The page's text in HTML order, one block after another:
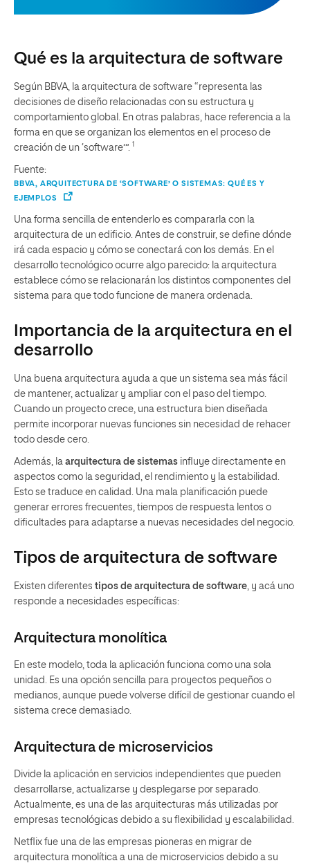
Qué es la arquitectura de software
Según BBVA, la arquitectura de software “representa las
decisiones de diseño relacionadas con su estructura y
comportamiento global. En otras palabras, hace referencia a la
forma en que se organizan los elementos en el proceso de
creación de un ‘software’”. 1
Fuente:
BBVA, ARQUITECTURA DE ‘SOFTWARE’ O SISTEMAS: QUÉ ES Y
EJEMPLOS
Una forma sencilla de entenderlo es compararla con la
arquitectura de un edificio. Antes de construir, se define dónde
irá cada espacio y cómo se conectará con los demás. En el
desarrollo tecnológico ocurre algo parecido: la arquitectura
establece cómo se relacionarán los distintos componentes del
sistema para que todo funcione de manera ordenada.
Importancia de la arquitectura en el
desarrollo
Una buena arquitectura ayuda a que un sistema sea más fácil
de mantener, actualizar y ampliar con el paso del tiempo.
Cuando un proyecto crece, una estructura bien diseñada
permite incorporar nuevas funciones sin necesidad de rehacer
todo desde cero.
Además, la arquitectura de sistemas influye directamente en
aspectos como la seguridad, el rendimiento y la estabilidad.
Esto se traduce en calidad. Una mala planificación puede
generar errores frecuentes, tiempos de respuesta lentos o
dificultades para adaptarse a nuevas necesidades del negocio.
Tipos de arquitectura de software
Existen diferentes tipos de arquitectura de software , y acá uno
responde a necesidades específicas:
Arquitectura monolítica
En este modelo, toda la aplicación funciona como una sola
unidad. Es una opción sencilla para proyectos pequeños o
medianos, aunque puede volverse difícil de gestionar cuando el
sistema crece demasiado.
Arquitectura de microservicios
Divide la aplicación en servicios independientes que pueden
desarrollarse, actualizarse y desplegarse por separado.
Actualmente, es una de las arquitecturas más utilizadas por
empresas tecnológicas debido a su flexibilidad y escalabilidad.
Netflix fue una de las empresas pioneras en migrar de
arquitectura monolítica a una de microservicios debido a su